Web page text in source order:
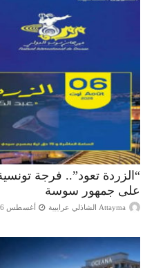
“الزردة تعود”.. فرجة
على جمهور سوسة
Attayma الشاذلي عرايبية أغسطس 06, 2026